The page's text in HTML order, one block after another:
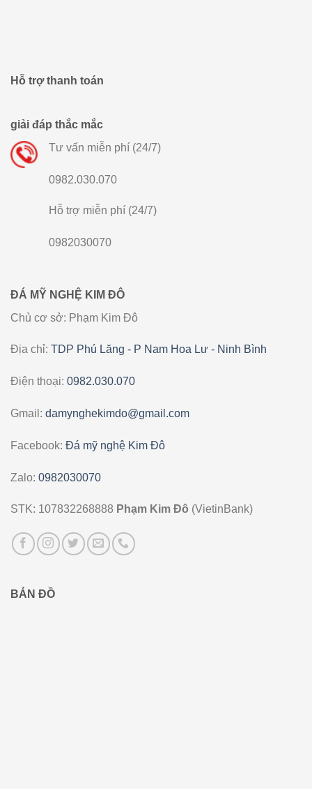
Hỗ trợ thanh toán
giải đáp thắc mắc
Tư vấn miễn phí (24/7)
0982.030.070
Hỗ trợ miễn phí (24/7)
0982030070
ĐÁ MỸ NGHỆ KIM ĐÔ
Chủ cơ sở: Phạm Kim Đô
Địa chỉ: TDP Phú Lăng - P Nam Hoa Lư - Ninh Bình
Điện thoại: 0982.030.070
Gmail: damynghekimdo@gmail.com
Facebook: Đá mỹ nghệ Kim Đô
Zalo: 0982030070
STK: 107832268888 Phạm Kim Đô (VietinBank)
BẢN ĐỒ